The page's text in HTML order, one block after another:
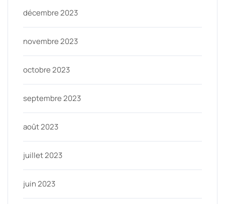
décembre 2023
novembre 2023
octobre 2023
septembre 2023
août 2023
juillet 2023
juin 2023